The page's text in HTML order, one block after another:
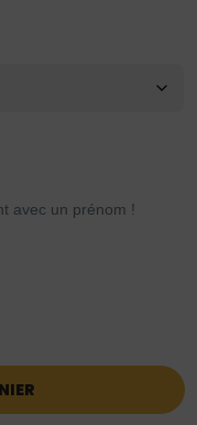
avec un prénom !